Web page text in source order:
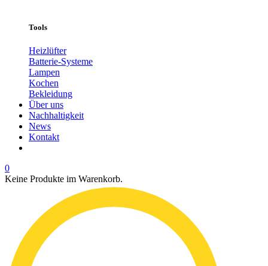
Tools
Heizlüfter
Batterie-Systeme
Lampen
Kochen
Bekleidung
Über uns
Nachhaltigkeit
News
Kontakt
0
Keine Produkte im Warenkorb.